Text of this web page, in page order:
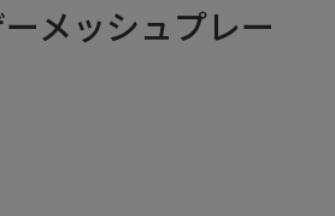
ーメッシュプレー